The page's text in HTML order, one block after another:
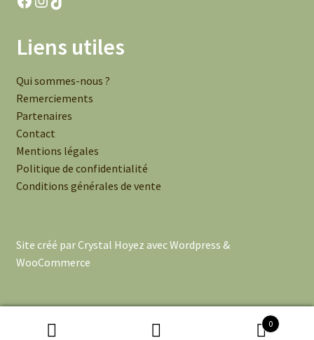
Liens utiles
Qui sommes-nous ?
Remerciements
Partenaires
Contact
Mentions légales
Politique de confidentialité
Conditions générales de vente
Site créé par Crystal Hoyez avec Wordpress &
WooCommerce
0